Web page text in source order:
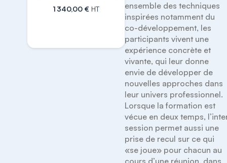
1 340,00 € HT
ensemble des techniques
inspirées notamment du
co-développement, les
participants vivent une
expérience concrète et
vivante, qui leur donne
envie de développer de
nouvelles approches dans
leur univers professionnel.
Lorsque la formation est
vécue en deux temps,
session permet aussi une
prise de recul sur ce qui
«se joue» pour chacun au
cours d’une réunion, dans